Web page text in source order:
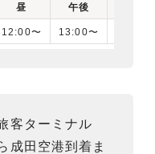
昼 午後
12:00〜 13:00〜
客ターミナル
成田空港到着ま